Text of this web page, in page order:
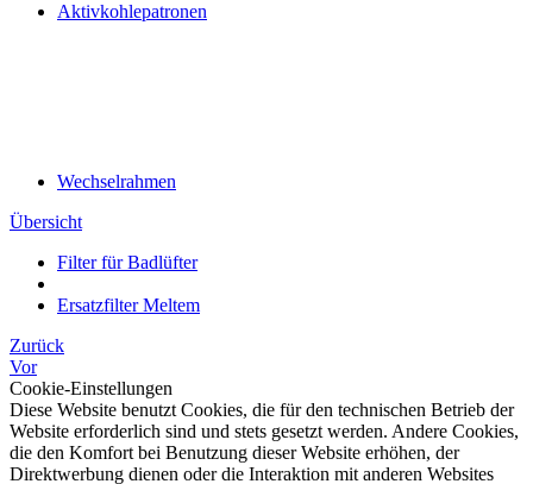
Aktivkohlepatronen
Wechselrahmen
Übersicht
Filter für Badlüfter
Ersatzfilter Meltem
Zurück
Vor
Cookie-Einstellungen
Diese Website benutzt Cookies, die für den technischen Betrieb der
Website erforderlich sind und stets gesetzt werden. Andere Cookies,
die den Komfort bei Benutzung dieser Website erhöhen, der
Direktwerbung dienen oder die Interaktion mit anderen Websites